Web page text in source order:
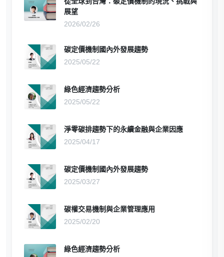
展望
2026/02/26
碳定價機制國內外發展趨勢
2025/05/22
綠色經濟趨勢分析
2025/05/22
淨零碳排趨勢下的永續金融與企業因應
2025/04/17
碳定價機制國內外發展趨勢
2025/03/27
碳權交易機制與企業管理應用
2025/02/20
綠色經濟趨勢分析